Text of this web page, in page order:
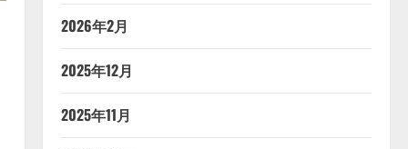
2026年2月
2025年12月
2025年11月